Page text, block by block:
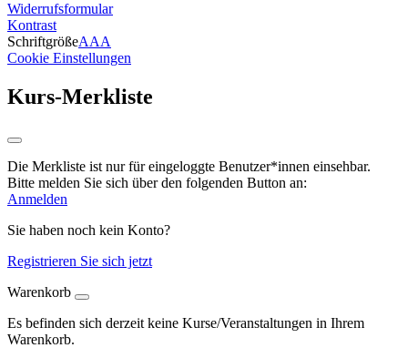
Widerrufsformular
Kontrast
SchriftgrößeAAA
Cookie Einstellungen
Kurs-Merkliste
Die Merkliste ist nur für eingeloggte Benutzer*innen einsehbar.
Bitte melden Sie sich über den folgenden Button an:
Anmelden
Sie haben noch kein Konto?
Registrieren Sie sich jetzt
Warenkorb
Es befinden sich derzeit keine Kurse/Veranstaltungen in Ihrem
Warenkorb.